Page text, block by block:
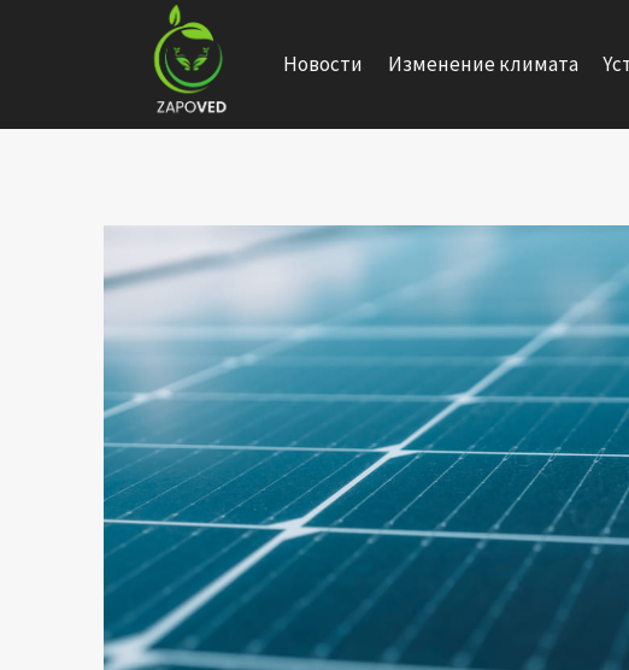
Новости Изменение климата